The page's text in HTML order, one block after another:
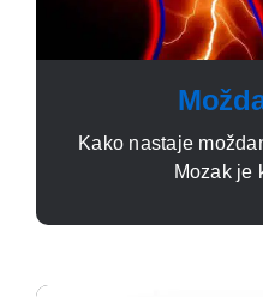
Kako nastaje
Mozak je